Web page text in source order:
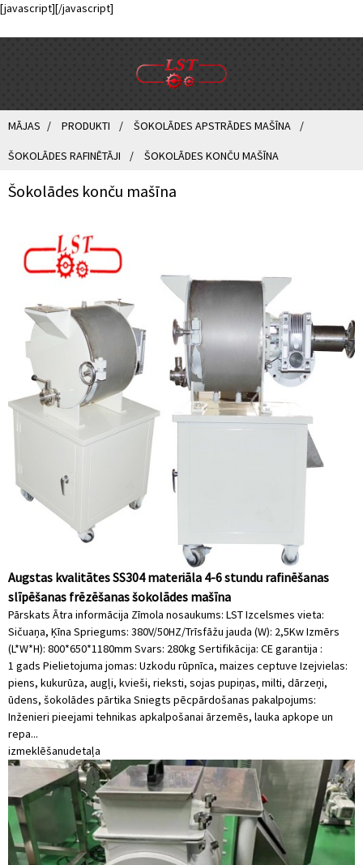
[javascript][/javascript]
MĀJAS PRODUKTI ŠOKOLĀDES APSTRĀDES MAŠĪNA
ŠOKOLĀDES RAFINĒTĀJI ŠOKOLĀDES KONČU MAŠĪNA
Šokolādes konču mašīna
Augstas kvalitātes SS304 materiāla 4-6 stundu rafinēšanas
slīpēšanas frēzēšanas šokolādes mašīna
Pārskats Ātra informācija Zīmola nosaukums: LST Izcelsmes vieta:
Sičuaņa, Ķīna Spriegums: 380V/50HZ/Trīsfāžu jauda (W): 2,5Kw Izmērs
(L*W*H): 800*650*1180mm Svars: 280kg Sertifikācija: CE garantija :
1 gads Pielietojuma jomas: Uzkodu rūpnīca, maizes ceptuve Izejvielas:
piens, kukurūza, augļi, kvieši, rieksti, sojas pupiņas, milti, dārzeņi,
ūdens, šokolādes pārtika Sniegts pēcpārdošanas pakalpojums:
Inženieri pieejami tehnikas apkalpošanai ārzemēs, lauka apkope un
repa...
izmeklēšanudetaļa